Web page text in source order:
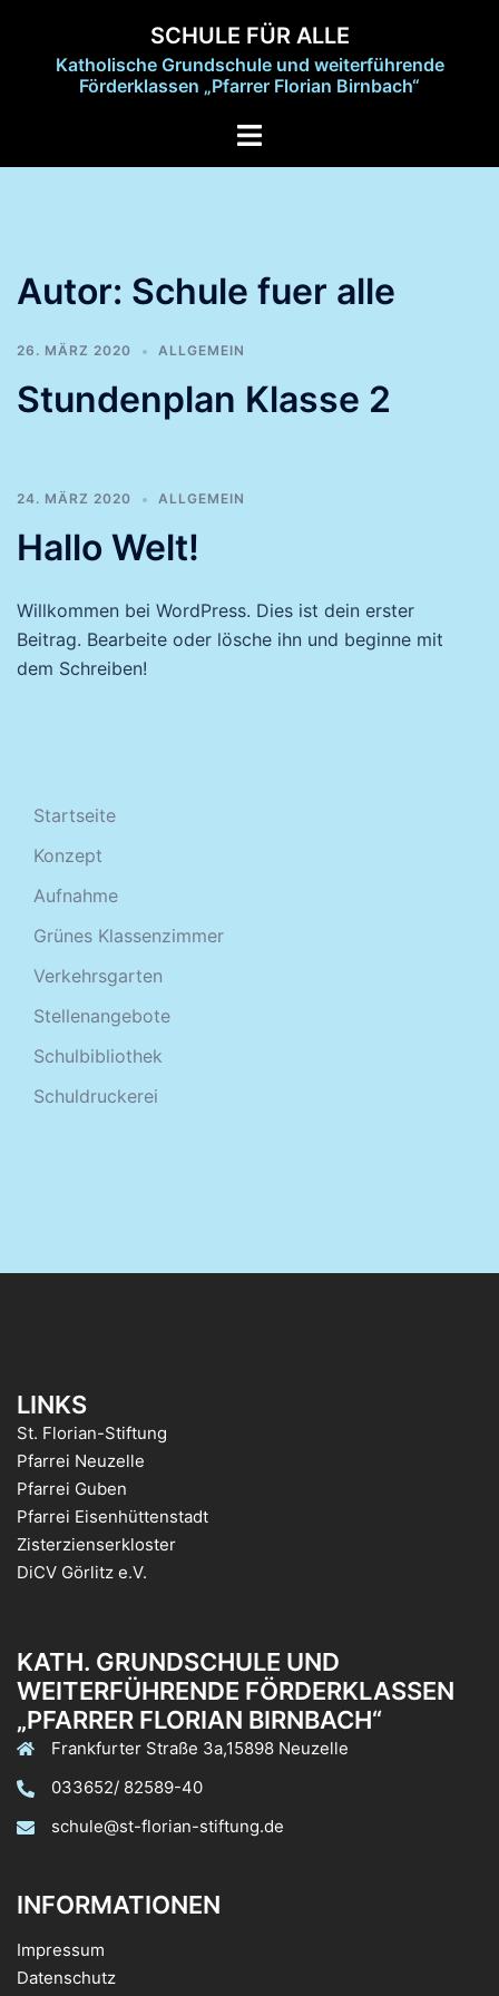
springen
SCHULE FÜR ALLE
Katholische Grundschule und weiterführende
Förderklassen „Pfarrer Florian Birnbach“
Menü
Autor: Schule fuer alle
26. MÄRZ 2020 ALLGEMEIN
Stundenplan Klasse 2
24. MÄRZ 2020 ALLGEMEIN
Hallo Welt!
Willkommen bei WordPress. Dies ist dein erster
Beitrag. Bearbeite oder lösche ihn und beginne mit
dem Schreiben!
Startseite
Konzept
Aufnahme
Grünes Klassenzimmer
Verkehrsgarten
Stellenangebote
Schulbibliothek
Schuldruckerei
LINKS
St. Florian-Stiftung
Pfarrei Neuzelle
Pfarrei Guben
Pfarrei Eisenhüttenstadt
Zisterzienserkloster
DiCV Görlitz e.V.
KATH. GRUNDSCHULE UND
WEITERFÜHRENDE FÖRDERKLASSEN
„PFARRER FLORIAN BIRNBACH“
Frankfurter Straße 3a,15898 Neuzelle
033652/ 82589-40
schule@st-florian-stiftung.de
INFORMATIONEN
Impressum
Datenschutz